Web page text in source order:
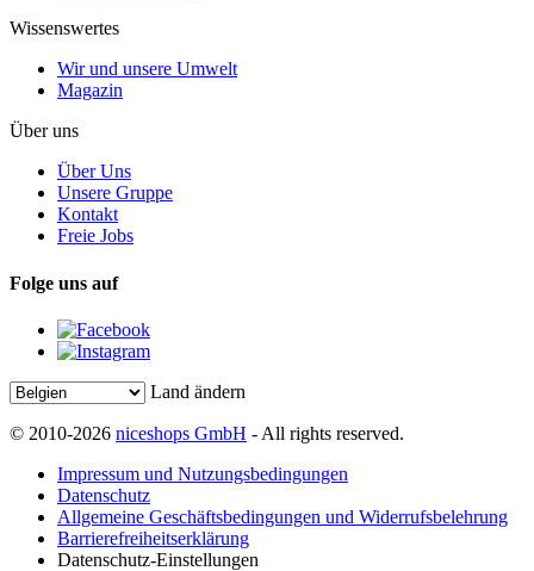
Wissenswertes
Wir und unsere Umwelt
Magazin
Über uns
Über Uns
Unsere Gruppe
Kontakt
Freie Jobs
Folge uns auf
Land ändern
© 2010-2026 niceshops GmbH - All rights reserved.
Impressum und Nutzungsbedingungen
Datenschutz
Allgemeine Geschäftsbedingungen und Widerrufsbelehrung
Barrierefreiheitserklärung
Datenschutz-Einstellungen